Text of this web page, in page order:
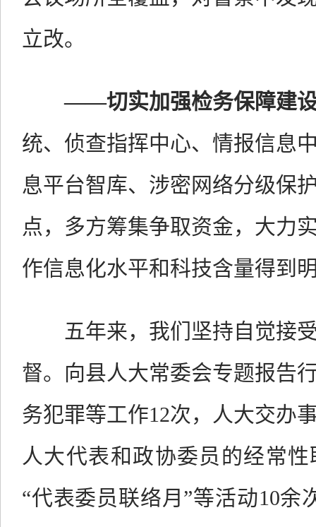
立改。
——切实加强检务保障建
统、 侦查指挥中心、情报信息
息平台智库、 涉密网络分级保
点，多方筹集争取资金，大力
作信息化水平和科技含量得到
五年来，我们坚持自觉接
督。 向县人大常委会专题报告
务犯罪等工作12次，人大交办
人大代表和政协委员的经常
“代表委员联络月”等活动10余